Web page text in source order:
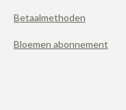
Betaalmethoden
Bloemen abonnement